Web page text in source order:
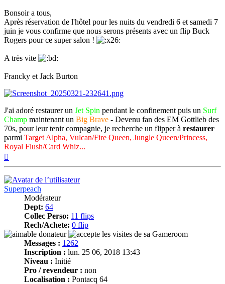
Bonsoir a tous,
Après réservation de l'hôtel pour les nuits du vendredi 6 et samedi 7
juin je vous confirme que nous serons présents avec un flip Buck
Rogers pour ce super salon !
A très vite
Francky et Jack Burton
J'ai adoré restaurer un Jet Spin pendant le confinement puis un Surf
Champ maintenant un Big Brave - Devenu fan des EM Gottlieb des
70s, pour leur tenir compagnie, je recherche un flipper à restaurer
parmi Target Alpha, Vulcan/Fire Queen, Jungle Queen/Princess,
Royal Flush/Card Whiz...
Superpeach
Modérateur
Dept: 64
Collec Perso: 11 flips
Rech/Achete: 0 flip
Messages : 1262
Inscription : lun. 25 06, 2018 13:43
Niveau : Initié
Pro / revendeur : non
Localisation : Pontacq 64